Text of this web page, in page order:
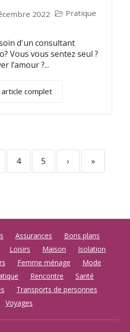
2022
Pratique
d'un consultant
Vous vous sentez seul ?
l’amour ?...
article complet
4 5 › »
Assurances
Bons plans
Loisirs Maison
Isolation
Femme ménage
Mode
Rencontre
Santé
Transports de personnes
Voyages